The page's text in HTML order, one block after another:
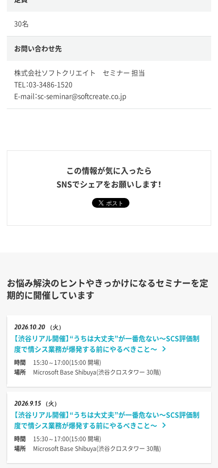
30名
お問い合わせ先
株式会社ソフトクリエイト セミナー 担当
TEL：03-3486-1520
E-mail：sc-seminar@softcreate.co.jp
この情報が気に入ったら
SNSでシェアをお願いします！
お悩み解決のヒントやきっかけになるセミナーを定
期的に開催しています
202610.20 （火）
【渋谷リアル開催】“うちは大丈夫”が一番危ない〜SCS評価制
度で情シス業務が爆発する前にやるべきこと〜
時間
15:30～17:00(15:00 開場)
場所
Microsoft Base Shibuya(渋谷クロスタワー 30階)
20269.15 （火）
【渋谷リアル開催】“うちは大丈夫”が一番危ない〜SCS評価制
度で情シス業務が爆発する前にやるべきこと〜
時間
15:30～17:00(15:00 開場)
場所
Microsoft Base Shibuya(渋谷クロスタワー 30階)